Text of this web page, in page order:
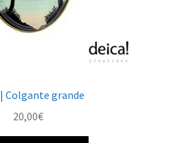
| Colgante grande
20,00€